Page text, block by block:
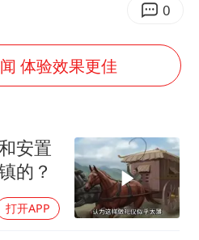
”准确年龄仍未知
新华社权威快报|我国编制完成新版全月地质图
号召领导带头休假 是大家不想休吗
五箭齐发反制美国
经济展现强大韧性和活力
0
体验效果更佳
安置
的？
打开APP